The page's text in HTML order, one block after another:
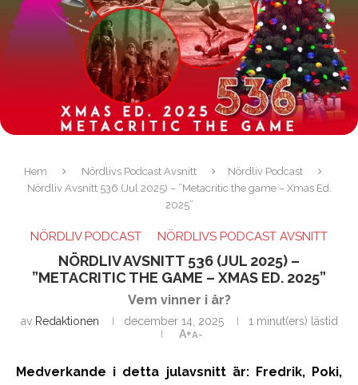
Hem Nördlivs Podcast Avsnitt
Nördliv Podcast
Nördliv Avsnitt 536 (Jul 2025) – ”Metacritic the game – Xmas Ed.
2025”
NÖRDLIV PODCAST NÖRDLIVS PODCAST AVSNITT
NÖRDLIV AVSNITT 536 (JUL 2025) –
”METACRITIC THE GAME – XMAS ED. 2025”
Vem vinner i år?
av Redaktionen december 14, 2025
1 minut(ers) lästid
A+A-
Medverkande i detta julavsnitt är: Fredrik, Poki,